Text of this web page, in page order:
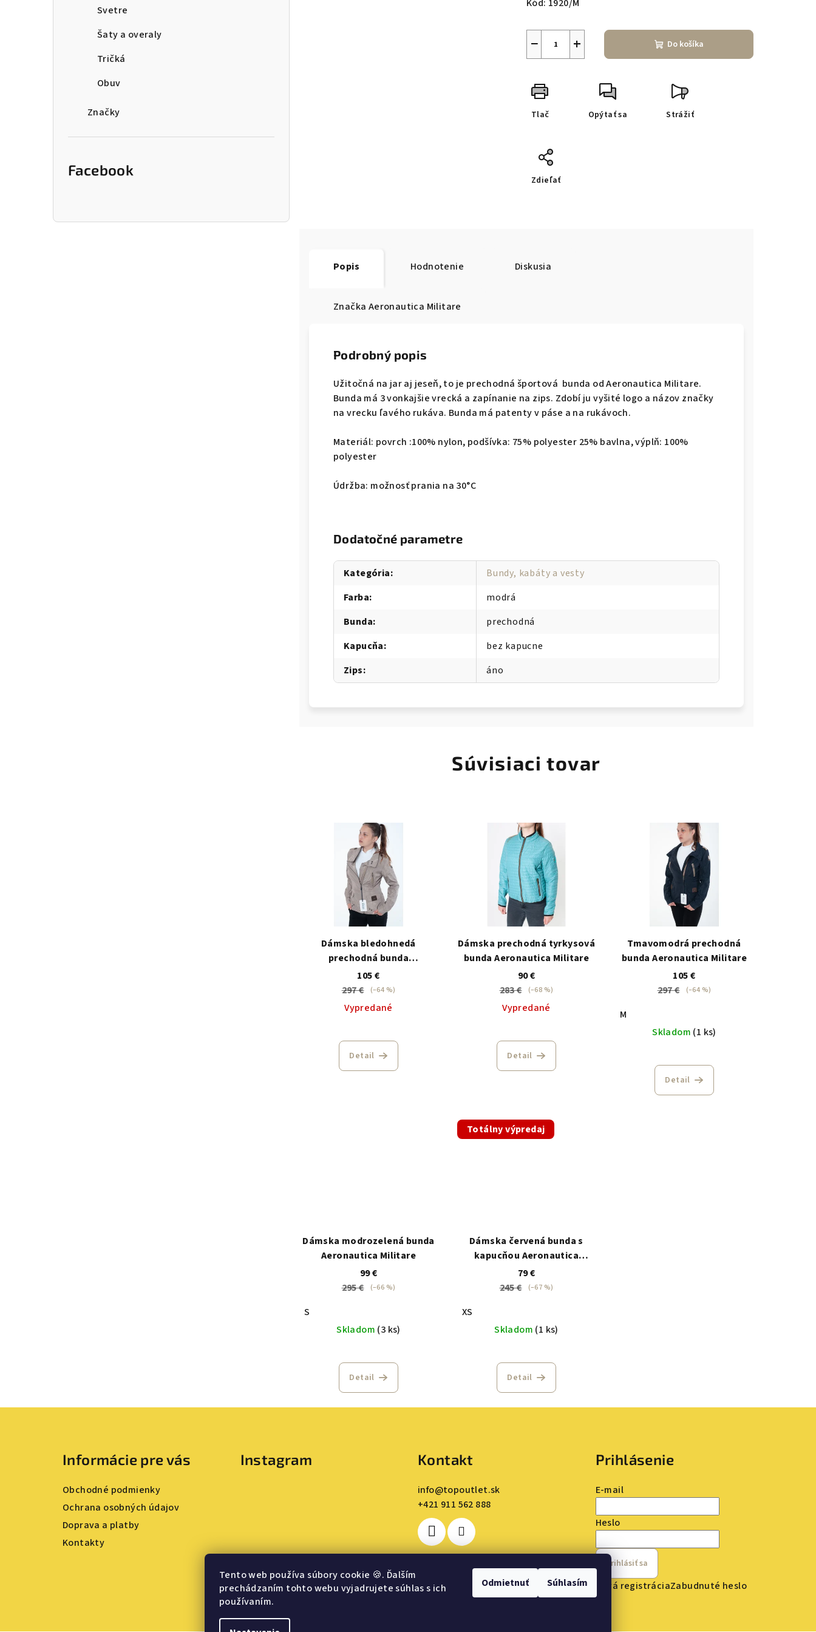
Tento web používa súbory cookie 🍪. Ďalším
prechádzaním tohto webu vyjadrujete súhlas s ich
používaním.
Odmietnuť Súhlasím
Svetre
Šaty a overaly
Tričká
Obuv
Značky
Facebook
Kód: 1920/M
+
− Do košíka
Tlač Opýtať sa Strážiť
Zdieľať
Popis Hodnotenie Diskusia
Značka Aeronautica Militare
Podrobný popis
Užitočná na jar aj jeseň, to je prechodná športová bunda od Aeronautica Militare.
Bunda má 3 vonkajšie vrecká a zapínanie na zips. Zdobí ju vyšité logo a názov značky
na vrecku ľavého rukáva. Bunda má patenty v páse a na rukávoch.
Materiál: povrch :100% nylon, podšívka: 75% polyester 25% bavlna, výplň: 100%
polyester
Údržba: možnosť prania na 30°C
Dodatočné parametre
Kategória:
Bundy, kabáty a vesty
Farba:
modrá
Bunda:
prechodná
Kapucňa:
bez kapucne
Zips: áno
Súvisiaci tovar
Dámska bledohnedá
prechodná bunda
Aeronautica Militare
105 €
297 €
(–64 %)
Vypredané
Detail
Dámska prechodná tyrkysová
bunda Aeronautica Militare
90 €
283 €
(–68 %)
Vypredané
Detail
Tmavomodrá prechodná
bunda Aeronautica Militare
105 €
297 €
(–64 %)
M
Skladom (1 ks)
Detail
Dámska modrozelená bunda
Aeronautica Militare
99 €
295 €
(–66 %)
S
Skladom (3 ks)
Detail
Totálny výpredaj
Dámska červená bunda s
kapucňou Aeronautica
Militare
79 €
245 €
(–67 %)
XS
Skladom (1 ks)
Detail
Informácie pre vás
Obchodné podmienky
Ochrana osobných údajov
Doprava a platby
Kontakty
Instagram Kontakt
info@topoutlet.sk
+421 911 562 888
Prihlásenie
E-mail
Heslo
Prihlásiť sa
Nová registráciaZabudnuté heslo